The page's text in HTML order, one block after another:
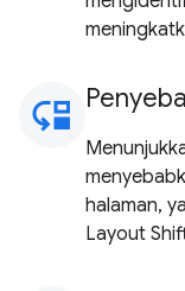
move_down
halaman,
Layout